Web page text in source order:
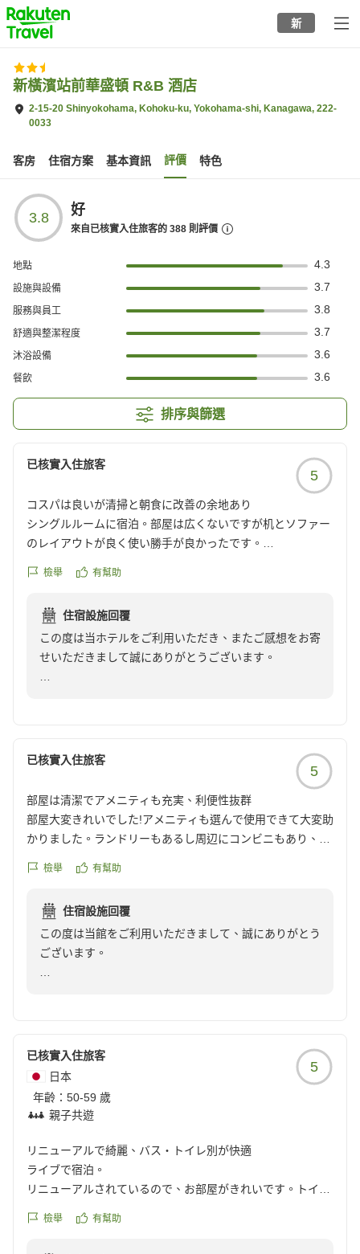
to
top
page
新
新橫濱站前華盛頓 R&B 酒店
2-15-20 Shinyokohama, Kohoku-ku, Yokohama-shi, Kanagawa, 222-
0033
客房 住宿方案 基本資訊 評價 特色
3.8 好
來自已核實入住旅客的 388 則評價
地點 4.3
設施與設備 3.7
服務與員工 3.8
舒適與整潔程度 3.7
沐浴設備 3.6
餐飲 3.6
排序與篩選
已核實入住旅客
5
コスパは良いが清掃と朝食に改善の余地あり
シングルルームに宿泊。部屋は広くないですが机とソファー
のレイアウトが良く使い勝手が良かったです。
が気になりました。ちょっと残念点。
いなと思いました。他にはパン4種、ヨーグルト、シリア
ル、サラダ、ポテサラがありました。
全体的にコスパの良いホテルで満足です。
クチコミの詳細はこちらから
檢舉 有幫助
住宿設施回覆
この度は当ホテルをご利用いただき、またご感想をお寄
せいただきまして誠にありがとうございます。
一方で、バスルームのカーテンの臭いや排水口の清掃に
つきましては、ご不快な思いをおかけし申し訳ございま
せん。いただいたご指摘を真摯に受け止め、清掃および
設備点検を徹底し、より快適な環境づくりに努めてまい
ります。
また、朝食につきましても貴重なご意見をありがとうご
ます。
これからも皆様にご満足いただけるホテルを目指してま
已核實入住旅客
5
部屋は清潔でアメニティも充実、利便性抜群
部屋大変きれいでした!アメニティも選んで使用できて大変助
かりました。ランドリーもあるし周辺にコンビニもあり、利
クチコミの詳細はこちらから
reviewId=33123478351131
檢舉 有幫助
住宿設施回覆
この度は当館をご利用いただきまして、誠にありがとう
ございます。
お客様のまたのご利用心からお待ち申し上げます。
已核實入住旅客
日本
年齡： 50-59 歲
親子共遊
5
リニューアルで綺麗、バス・トイレ別が快適
ライブで宿泊。
リニューアルされているので、お部屋がきれいです。トイレ
ら自分が必要な分を持っていけるので、荷物が少なくて済み
檢舉 有幫助